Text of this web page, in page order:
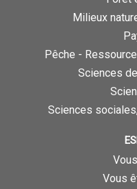
Milieux
Pêche -
Sciences
Sciences
Vous